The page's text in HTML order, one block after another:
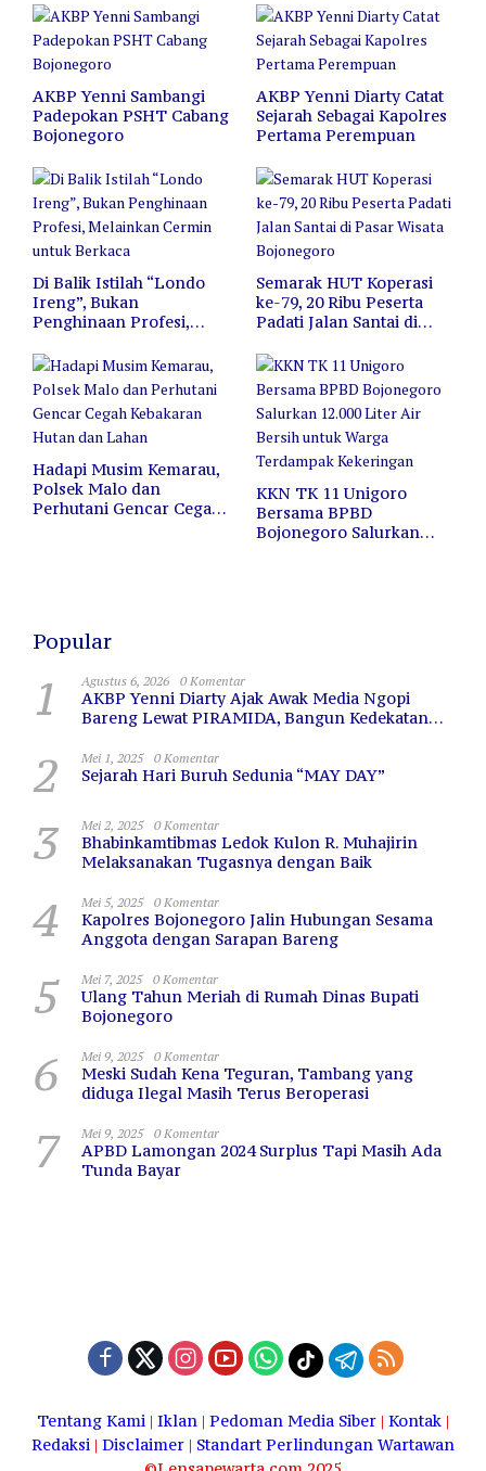
AKBP Yenni Sambangi
Padepokan PSHT Cabang
Bojonegoro
AKBP Yenni Diarty Catat
Sejarah Sebagai Kapolres
Pertama Perempuan
Di Balik Istilah “Londo
Ireng”, Bukan
Penghinaan Profesi,
Berkaca
Semarak HUT Koperasi
ke-79, 20 Ribu Peserta
Padati Jalan Santai di
Hadapi Musim Kemarau,
Polsek Malo dan
Perhutani Gencar Cegah
KKN TK 11 Unigoro
Bersama BPBD
Bojonegoro Salurkan
Popular
1 Agustus 6, 2026 0 Komentar
AKBP Yenni Diarty Ajak Awak Media Ngopi
Bareng Lewat PIRAMIDA, Bangun Kedekatan
2 Mei 1, 2025 0 Komentar
Sejarah Hari Buruh Sedunia “MAY DAY”
3 Mei 2, 2025 0 Komentar
Bhabinkamtibmas Ledok Kulon R. Muhajirin
Melaksanakan Tugasnya dengan Baik
4 Mei 5, 2025 0 Komentar
Kapolres Bojonegoro Jalin Hubungan Sesama
Anggota dengan Sarapan Bareng
5 Mei 7, 2025 0 Komentar
Ulang Tahun Meriah di Rumah Dinas Bupati
Bojonegoro
6 Mei 9, 2025 0 Komentar
Meski Sudah Kena Teguran, Tambang yang
diduga Ilegal Masih Terus Beroperasi
7 Mei 9, 2025 0 Komentar
APBD Lamongan 2024 Surplus Tapi Masih Ada
Tunda Bayar
Tentang Kami | Iklan | Pedoman Media Siber | Kontak |
Redaksi | Disclaimer | Standart Perlindungan Wartawan